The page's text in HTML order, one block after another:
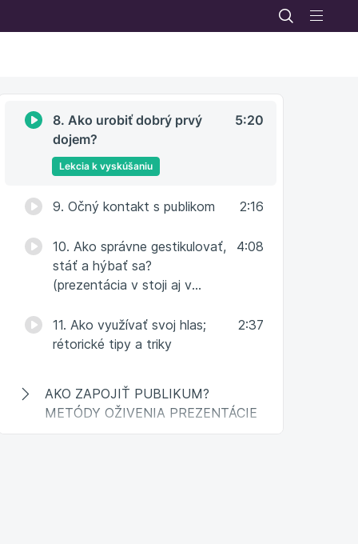
8. Ako urobiť dobrý prvý
dojem?
5:20
Lekcia k vyskúšaniu
9. Očný kontakt s publikom 2:16
10. Ako správne gestikulovať,
stáť a hýbať sa?
(prezentácia v stoji aj v
4:08
11. Ako využívať svoj hlas;
rétorické tipy a triky
2:37
AKO ZAPOJIŤ PUBLIKUM?
METÓDY OŽIVENIA PREZENTÁCIE